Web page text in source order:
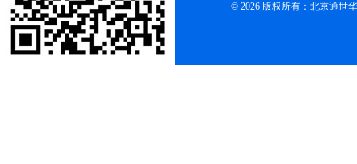
© 2026 版权所有：北京通世